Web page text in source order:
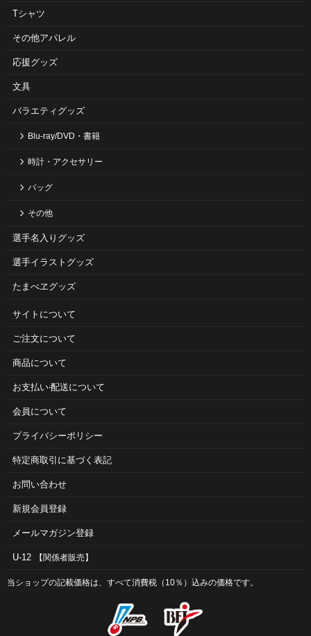
Tシャツ
その他アパレル
応援グッズ
文具
バラエティグッズ
Blu-ray/DVD・書籍
時計・アクセサリー
バッグ
その他
選手名入りグッズ
選手イラストグッズ
たまべヱグッズ
サイトについて
ご注⽂について
商品について
お⽀払い‧配送について
会員について
プライバシーポリシー
特定商取引に基づく表記
お問い合わせ
新規会員登録
メールマガジン登録
U-12 【関係者販売】
当ショップの記載価格は、すべて消費税（10％）込みの価格です。